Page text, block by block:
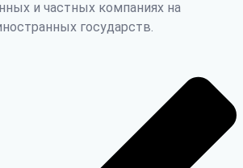
и частных компаниях на
государств.